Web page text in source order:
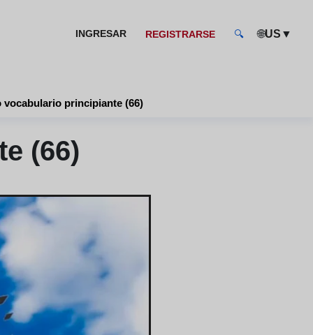
INGRESAR REGISTRARSE 🔍 🌐US ▼
vocabulario principiante (66)
(66)